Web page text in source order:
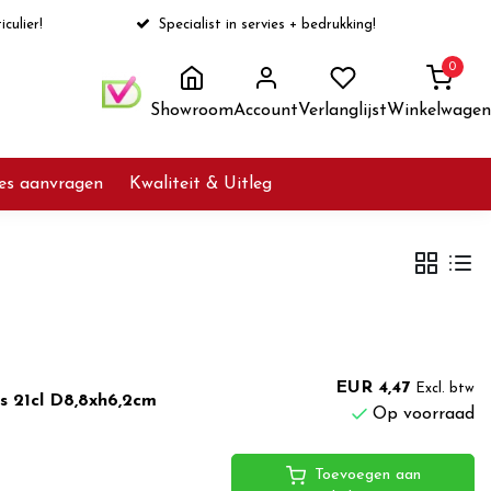
Specialist in servies + bedrukking!
ShowroomAccountVerlanglijst
0
Winkelwagen
aanvragen Kwaliteit & Uitleg
21cl D8,8xh6,2cm
EUR 4,47 Excl. btw
Op voorraad
Toevoegen aan